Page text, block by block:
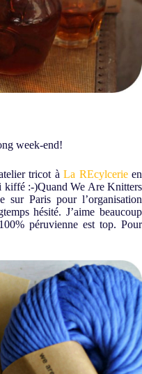
week-end!
tricot à La REcylcerieen
kiffé :-)Quand We Are Knitters
sur Paris pour l’organisation
hésité. J’aime beaucoup
péruvienne est top. Pour